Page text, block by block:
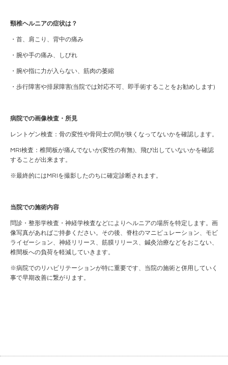
頸椎ヘルニアの症状は？
・首、肩こり、背中の痛み
・腕や手の痛み、しびれ
・腕や指に力が入らない、筋肉の萎縮
・歩行障害や排尿障害(当院では対応不可、即手術することをお勧めします)
病院での画像検査・所見
レントゲン検査：骨の変性や骨同士の間が狭くなってないかを確認します。
MRI検査：椎間板が痛んでないか(変性の有無)、飛び出していないかを確認
することが出来ます。
※最終的にはMRIを撮影したのちに確定診断されます。
当院での施術内容
問診・整形学検査・神経学検査などによりヘルニアの場所を特定します。画
像写真があればご持参ください。その後、脊柱のマニピュレーション、モビ
ライゼーション、神経リリース、筋膜リリース、鍼灸治療などをおこない、
椎間板への負荷を軽減していきます。
※病院でのリハビリテーションが特に重要です、当院の施術と併用していく
事で早期改善に繋がります。